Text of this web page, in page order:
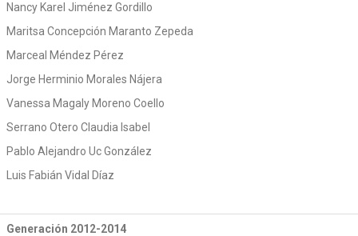
Nancy Karel Jiménez Gordillo
Maritsa Concepción Maranto Zepeda
Marceal Méndez Pérez
Jorge Herminio Morales Nájera
Vanessa Magaly Moreno Coello
Serrano Otero Claudia Isabel
Pablo Alejandro Uc González
Luis Fabián Vidal Díaz
Generación 2012-2014